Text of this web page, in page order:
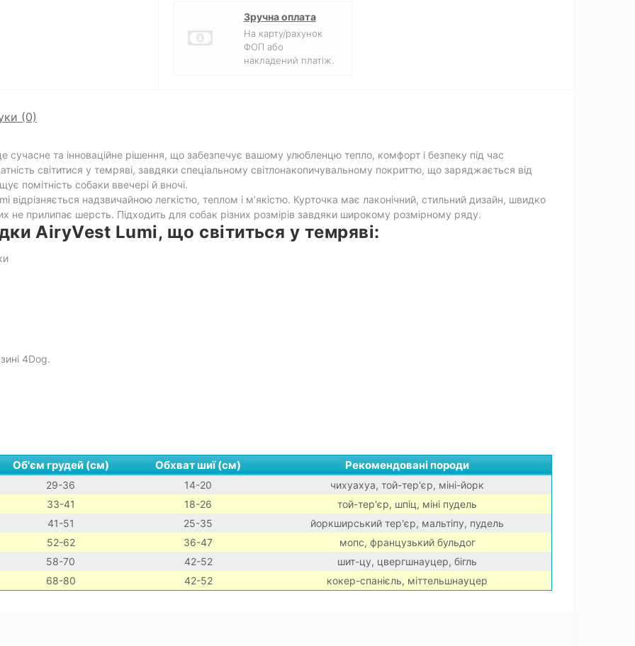
Зручна оплата
На карту/рахунок
ФОП або
накладений платіж.
(0)
сучасне та інноваційне рішення, що забезпечує вашому улюбленцю тепло, комфорт і безпеку під час
світитися у темряві, завдяки спеціальному світлонакопичувальному покриттю, що заряджається від
помітність собаки ввечері й вночі.
відрізняється надзвичайною легкістю, теплом і м’якістю. Курточка має лаконічний, стильний дизайн, швидко
не прилипає шерсть. Підходить для собак різних розмірів завдяки широкому розмірному ряду.
AiryVest Lumi, що світиться у темряві:
4Dog.
Об'єм грудей (см) Обхват шиї (см) Рекомендовані породи
29-36 14-20
чихуахуа, той-тер'єр, міні-йорк
33-41
18-26
той-тер'єр, шпіц, міні пудель
41-51
25-35
йоркширський тер'єр, мальтіпу, пудель
52-62
36-47
мопс, французький бульдог
58-70
42-52
шит-цу, цвергшнауцер, бігль
68-80
42-52 кокер-спанієль, міттельшнауцер